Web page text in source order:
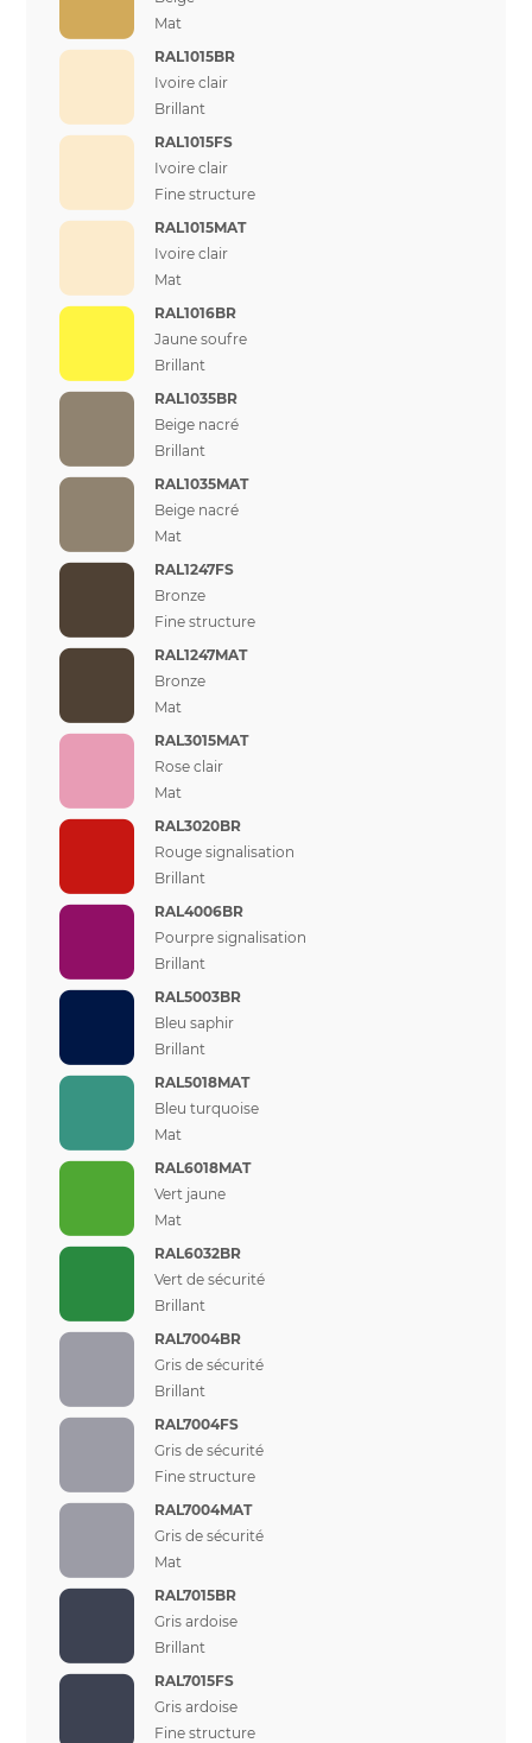
Mat
RAL1015BR
Ivoire clair
Brillant
RAL1015FS
Ivoire clair
Fine structure
RAL1015MAT
Ivoire clair
Mat
RAL1016BR
Jaune soufre
Brillant
RAL1035BR
Beige nacré
Brillant
RAL1035MAT
Beige nacré
Mat
RAL1247FS
Bronze
Fine structure
RAL1247MAT
Bronze
Mat
RAL3015MAT
Rose clair
Mat
RAL3020BR
Rouge signalisation
Brillant
RAL4006BR
Pourpre signalisation
Brillant
RAL5003BR
Bleu saphir
Brillant
RAL5018MAT
Bleu turquoise
Mat
RAL6018MAT
Vert jaune
Mat
RAL6032BR
Vert de sécurité
Brillant
RAL7004BR
Gris de sécurité
Brillant
RAL7004FS
Gris de sécurité
Fine structure
RAL7004MAT
Gris de sécurité
Mat
RAL7015BR
Gris ardoise
Brillant
RAL7015FS
Gris ardoise
Fine structure